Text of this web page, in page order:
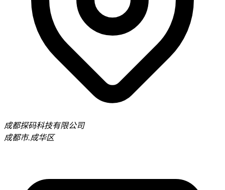
成都探码科技有限公司
成都市.成华区